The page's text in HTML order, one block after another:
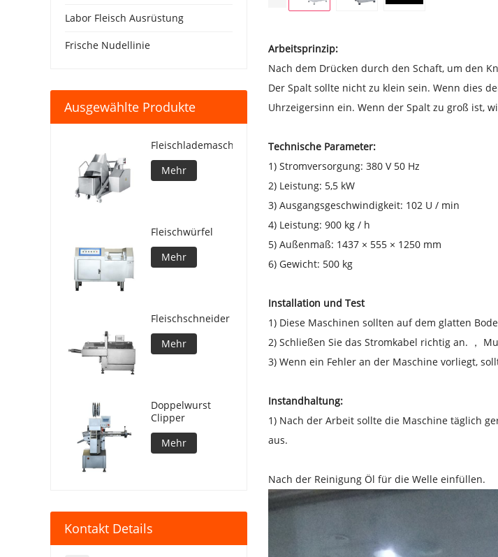
Arbeitsprinzip:
Nach dem Drücken durch den Schaft, um den
Der Spalt sollte nicht zu klein sein. Wenn dies
Uhrzeigersinn ein. Wenn der Spalt zu groß ist,
Technische Parameter:
1) Stromversorgung: 380 V 50 Hz
2) Leistung: 5,5 kW
3) Ausgangsgeschwindigkeit: 102 U / min
4) Leistung: 900 kg / h
5) Außenmaß: 1437 × 555 × 1250 mm
6) Gewicht: 500 kg
Installation und Test
1) Diese Maschinen sollten auf dem glatten
2) Schließen Sie das Stromkabel richtig an. ，
3) Wenn ein Fehler an der Maschine vorliegt,
Instandhaltung:
1) Nach der Arbeit sollte die Maschine täglich
aus.
Nach der Reinigung Öl für die Welle einfüllen.
Labor Fleisch Ausrüstung
Frische Nudellinie
Ausgewählte Produkte
Fleischlademaschine
Mehr
Fleischwürfel
Mehr
Fleischschneider
Mehr
Doppelwurst
Clipper
Mehr
Kontakt Details